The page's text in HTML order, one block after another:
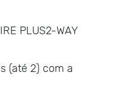
PLUS2-WAY
(até 2) com a